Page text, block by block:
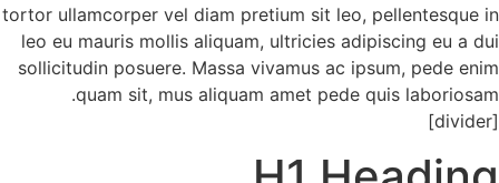
tortor ullamcorper vel diam pretium sit
leo eu mauris mollis aliquam, ultricies
sollicitudin posuere. Massa vivamus ac
quam sit, mus aliquam amet